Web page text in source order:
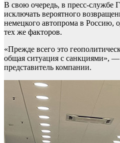
В свою очередь, в пресс-службе
исключать вероятного
немецкого автопрома в Россию,
тех же факторов.
«Прежде всего это
общая ситуация с санкциями», —
представитель компании.